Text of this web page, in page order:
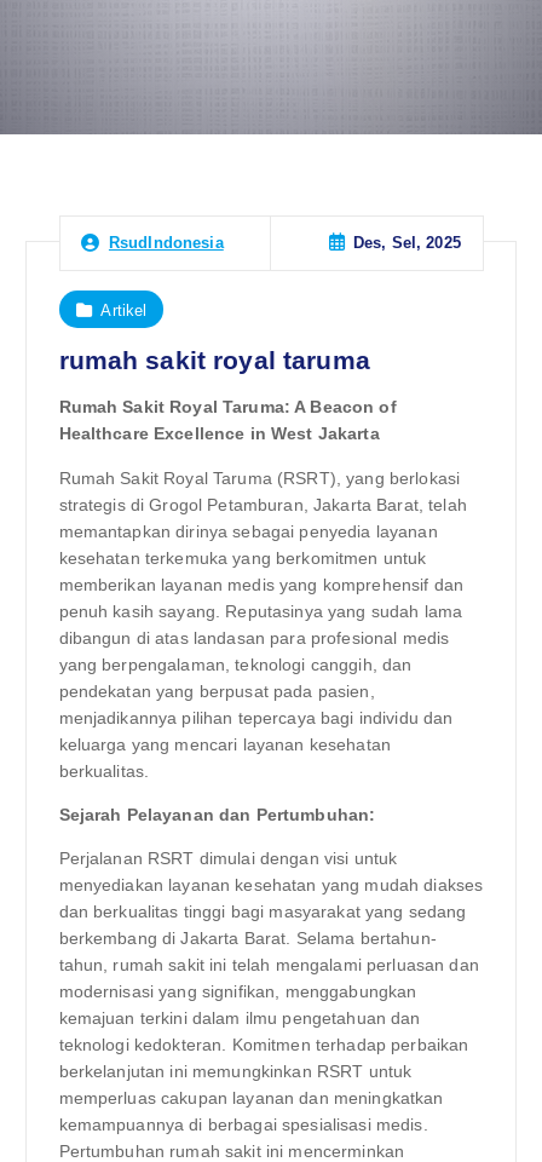
RsudIndonesia Des, Sel, 2025
Artikel
rumah sakit royal taruma
Rumah Sakit Royal Taruma: A Beacon of
Healthcare Excellence in West Jakarta
Rumah Sakit Royal Taruma (RSRT), yang berlokasi
strategis di Grogol Petamburan, Jakarta Barat, telah
memantapkan dirinya sebagai penyedia layanan
kesehatan terkemuka yang berkomitmen untuk
memberikan layanan medis yang komprehensif dan
penuh kasih sayang. Reputasinya yang sudah lama
dibangun di atas landasan para profesional medis
yang berpengalaman, teknologi canggih, dan
pendekatan yang berpusat pada pasien,
menjadikannya pilihan tepercaya bagi individu dan
keluarga yang mencari layanan kesehatan
berkualitas.
Sejarah Pelayanan dan Pertumbuhan:
Perjalanan RSRT dimulai dengan visi untuk
menyediakan layanan kesehatan yang mudah diakses
dan berkualitas tinggi bagi masyarakat yang sedang
berkembang di Jakarta Barat. Selama bertahun-
tahun, rumah sakit ini telah mengalami perluasan dan
modernisasi yang signifikan, menggabungkan
kemajuan terkini dalam ilmu pengetahuan dan
teknologi kedokteran. Komitmen terhadap perbaikan
berkelanjutan ini memungkinkan RSRT untuk
memperluas cakupan layanan dan meningkatkan
kemampuannya di berbagai spesialisasi medis.
Pertumbuhan rumah sakit ini mencerminkan